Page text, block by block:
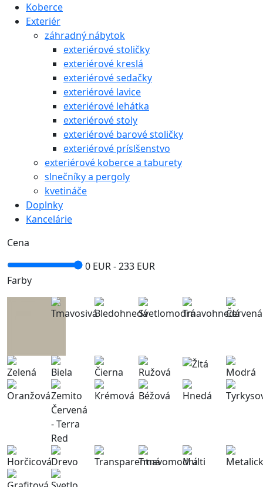
Koberce
Exteriér
záhradný nábytok
exteriérové stoličky
exteriérové kreslá
exteriérové sedačky
exteriérové lavice
exteriérové lehátka
exteriérové stoly
exteriérové barové stoličky
exteriérové príslšenstvo
exteriérové koberce a taburety
slnečníky a pergoly
kvetináče
Doplnky
Kancelárie
Cena
0 EUR -233 EUR
Farby